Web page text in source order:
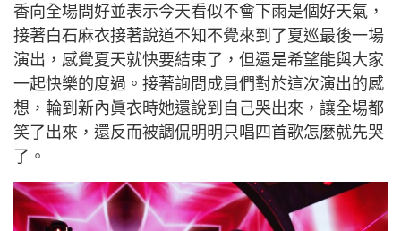
香向全場問好並表示今天看似不會下雨是個好天氣，
接著白石麻衣接著說道不知不覺來到了夏巡最後一場
演出，感覺夏天就快要結束了，但還是希望能與大家
一起快樂的度過。接著詢問成員們對於這次演出的感
想，輪到新內眞衣時她還說到自己哭出來，讓全場都
笑了出來，還反而被調侃明明只唱四首歌怎麼就先哭
了。